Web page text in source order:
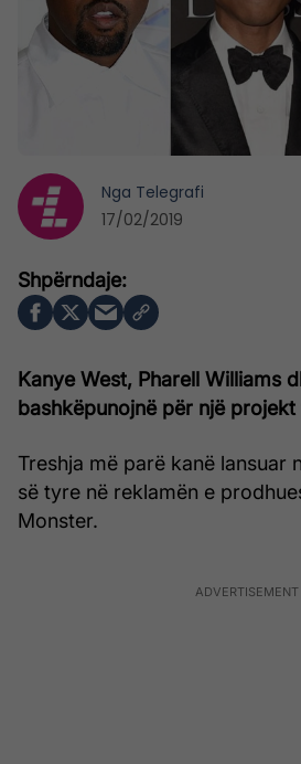
Kanye West, Pharell Williams
bashkëpunojnë për një projekt
Treshja më parë kanë lansuar
së tyre në reklamën e
Monster.
Nga Telegrafi
17/02/2019